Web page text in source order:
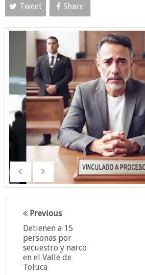
Tweet Share
Previous
Detienen a 15
personas por
secuestro y narco
en el Valle de
Toluca